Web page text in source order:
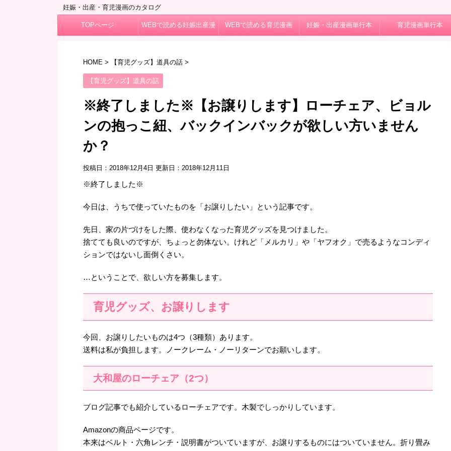
妊娠・出産・育児漫画のカタログ
TOPページ WEBで読める妊娠出産漫 WEBで読める育児漫画 妊娠・出産漫画単行本 育児漫画単行本
HOME> 【育児グッズ】道具の話 >
【育児グッズ】道具の話
※終了しました※【お譲りします】ローチェア、ビョル
ンの抱っこ紐、バックインバックが欲しい方いません
か？
投稿日：2018年12月4日 更新日： 2018年12月11日
※終了しました※
今日は、うちで使っていたものを「お譲りしたい」という記事です。
先日、家の片づけをした際、使わなくなった育児グッズを見つけました。
捨てても良いのですが、ちょっと勿体ない。けれど「メルカリ」や「ヤフオク」で売るようなコンディ
ションではないし面倒くさい。
…ということで、欲しい方を募集します。
育児グッズ、お譲りします
今回、お譲りしたいものは4つ（3種類）あります。
送料は私が負担します。ノークレーム・ノーリターンでお願いします。
大和屋のローチェア（2つ）
ブログ記事でも紹介しているローチェアです。木製でしっかりしています。
Amazonの商品ページです。
本来はベルト・六角レンチ・説明書がついていますが、お譲りするものにはついていません。折り畳み